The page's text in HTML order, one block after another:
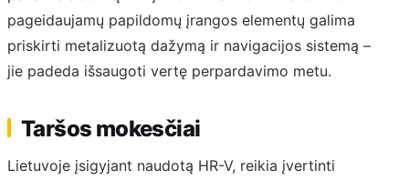
pageidaujamų papildomų įrangos elementų galima
priskirti metalizuotą dažymą ir navigacijos sistemą –
jie padeda išsaugoti vertę perpardavimo metu.
Taršos mokesčiai
Lietuvoje įsigyjant naudotą HR-V, reikia įvertinti